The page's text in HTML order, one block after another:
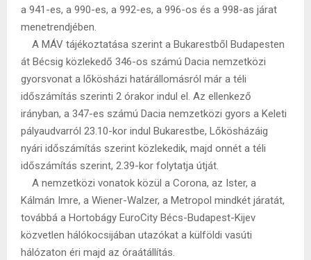
a 941-es, a 990-es, a 992-es, a 996-os és a 998-as járat
menetrendjében.
A MÁV tájékoztatása szerint a Bukarestből Budapesten
át Bécsig közlekedő 346-os számú Dacia nemzetközi
gyorsvonat a lőkösházi határállomásról már a téli
időszámítás szerinti 2 órakor indul el. Az ellenkező
irányban, a 347-es számú Dacia nemzetközi gyors a Keleti
pályaudvarról 23.10-kor indul Bukarestbe, Lőkösházáig
nyári időszámítás szerint közlekedik, majd onnét a téli
időszámítás szerint, 2.39-kor folytatja útját.
A nemzetközi vonatok közül a Corona, az Ister, a
Kálmán Imre, a Wiener-Walzer, a Metropol mindkét járatát,
továbbá a Hortobágy EuroCity Bécs-Budapest-Kijev
közvetlen hálókocsijában utazókat a külföldi vasúti
hálózaton éri majd az óraátállítás.